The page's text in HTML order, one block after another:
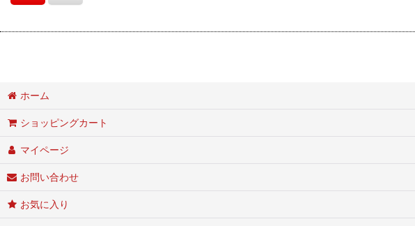
ホーム
ショッピングカート
マイページ
お問い合わせ
お気に入り